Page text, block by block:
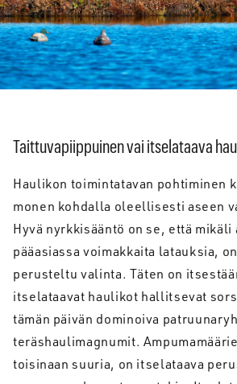
Taittuvapiippuinen vai itselataava
Haulikon toimintatavan pohtiminen
monen kohdalla oleellisesti aseen
Hyvä nyrkkisääntö on se, että mikäli
pääasiassa voimakkaita latauksia,
perusteltu valinta. Täten on
itselataavat haulikot hallitsevat
tämän päivän dominoiva
teräshaulimagnumit.
toisinaan suuria, on itselataava